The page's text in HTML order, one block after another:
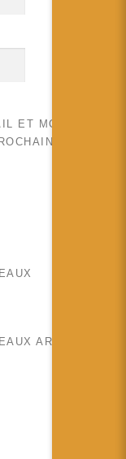
ET MON SITE
ARTICLES